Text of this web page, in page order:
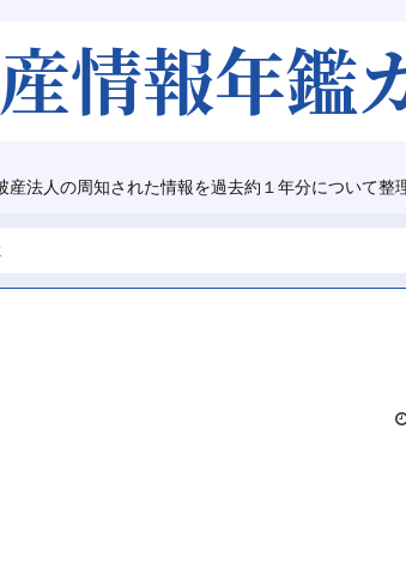
産法人の周知された情報を過去約１年分について整